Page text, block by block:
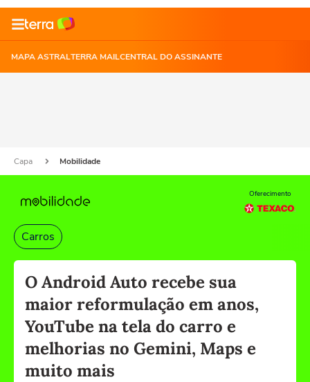
MAPA ASTRALTERRA MAILCENTRAL DO ASSINANTE
Capa Mobilidade
Oferecimento
Carros
O Android Auto recebe sua
maior reformulação em anos,
YouTube na tela do carro e
melhorias no Gemini, Maps e
muito mais